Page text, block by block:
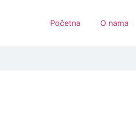
Početna O nama